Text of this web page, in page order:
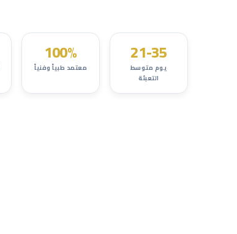
21-35
يوم متوسط
التعبئة
100%
معتمد طبياً وفنياً